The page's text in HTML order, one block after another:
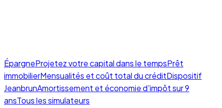
ÉpargneProjetez votre capital dans le tempsPrêt
immobilierMensualités et coût total du créditDispositif
JeanbrunAmortissement et économie d'impôt sur 9
ansTous les simulateurs